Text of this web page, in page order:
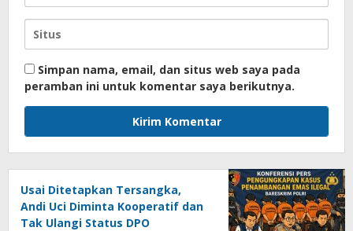
Simpan nama, email, dan situs web saya pada
peramban ini untuk komentar saya berikutnya.
Usai Ditetapkan Tersangka,
Andi Uci Diminta Kooperatif dan
Tak Ulangi Status DPO